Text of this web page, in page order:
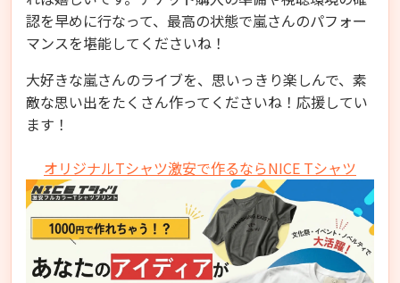
認を早めに行なって、最高の状態で嵐さんのパフォー
マンスを堪能してくださいね！
大好きな嵐さんのライブを、思いっきり楽しんで、素
敵な思い出をたくさん作ってくださいね！応援してい
ます！
オリジナルTシャツ激安で作るならNICE Tシャツ